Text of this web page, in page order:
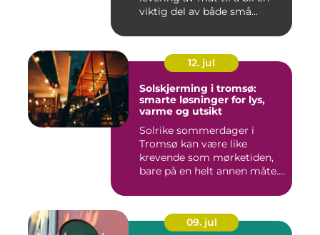
viktig del av både små...
12. jul
Solskjerming i tromsø:
smarte løsninger for lys,
varme og utsikt
Solrike sommerdager i
Tromsø kan være like
krevende som mørketiden,
bare på en helt annen måte.
09. jul